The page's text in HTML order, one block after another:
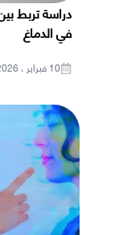
دراسة تربط
في الدماغ
10 فبراير ، 2026